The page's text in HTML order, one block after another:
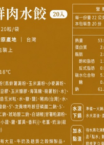
NT$160NT$ 200